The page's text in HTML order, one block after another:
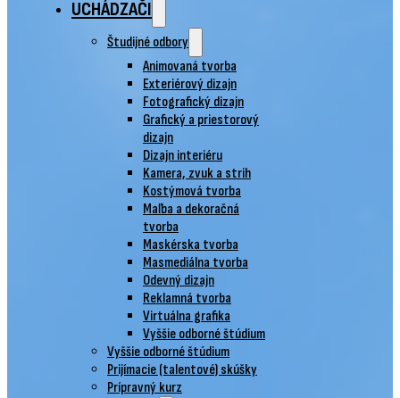
UCHÁDZAČI
Študijné odbory
Animovaná tvorba
Exteriérový dizajn
Fotografický dizajn
Grafický a priestorový
dizajn
Dizajn interiéru
Kamera, zvuk a strih
Kostýmová tvorba
Maľba a dekoračná
tvorba
Maskérska tvorba
Masmediálna tvorba
Odevný dizajn
Reklamná tvorba
Virtuálna grafika
Vyššie odborné štúdium
Vyššie odborné štúdium
Prijímacie (talentové) skúšky
Prípravný kurz